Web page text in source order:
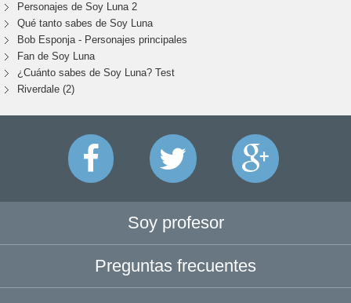
Personajes de Soy Luna 2
Qué tanto sabes de Soy Luna
Bob Esponja - Personajes principales
Fan de Soy Luna
¿Cuánto sabes de Soy Luna? Test
Riverdale (2)
Soy profesor
Preguntas frecuentes